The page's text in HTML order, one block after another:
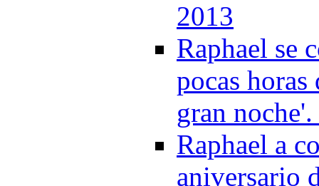
2013
Raphael se
pocas
gran
Raphael a
aniversario